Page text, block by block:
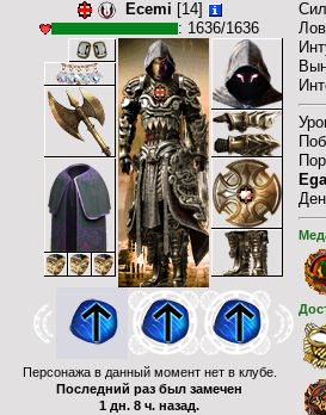
Ecemi [14]
: 1636/1636
Персонажа в данный момент нет в клубе.
Последний раз был замечен
1 дн. 8 ч. назад.